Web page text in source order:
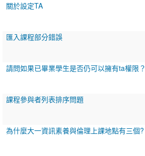
關於設定TA
匯入課程部分錯誤
請問如果已畢業學生是否仍可以擁有ta權限？
課程參與者列表排序問題
為什麼大一資訊素養與倫理上課地點有三個?